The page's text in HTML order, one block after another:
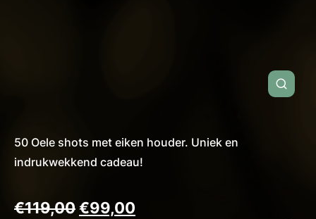
50 Oele shots met eiken houder. Uniek en
indrukwekkend cadeau!
€119,00Oorspronkelijke
€99,00